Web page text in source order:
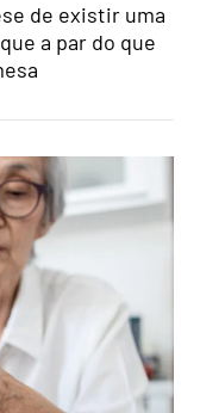
de existir uma
a par do que